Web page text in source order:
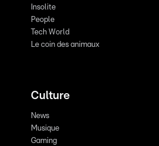
Insolite
People
Tech World
Le coin des animaux
Culture
News
Musique
Gaming